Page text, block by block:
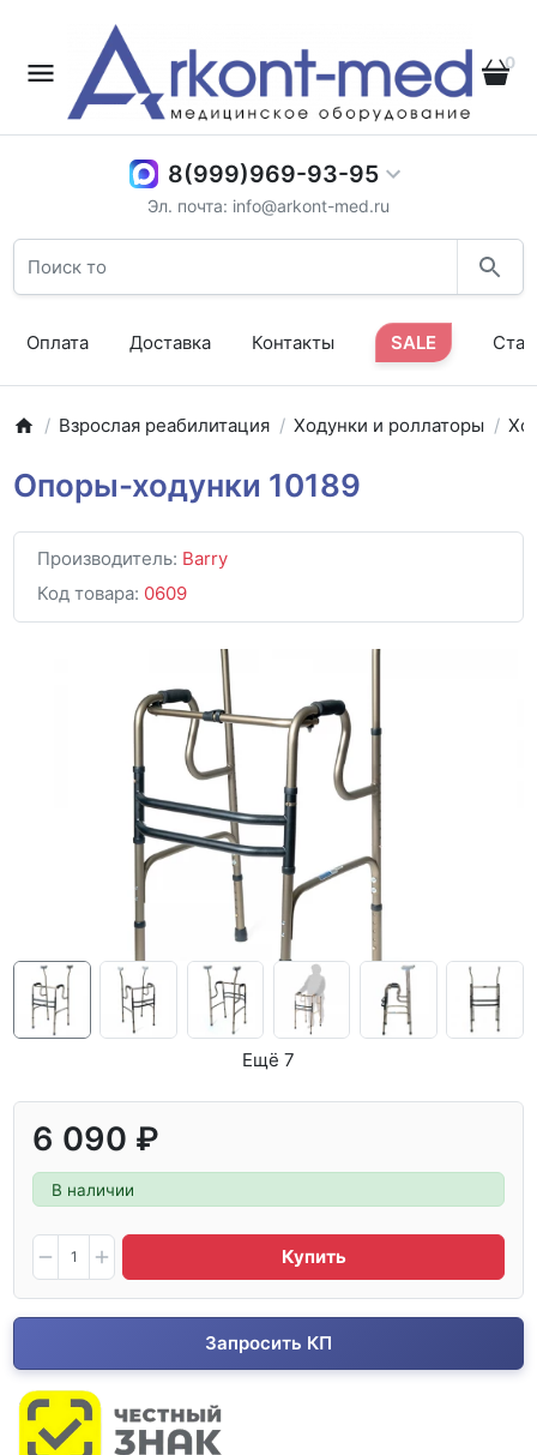
0
8(999)969-93-95
Эл. почта: info@arkont-med.ru
Оплата Доставка Контакты SALE
Взрослая реабилитация Ходунки и роллаторы
Опоры-ходунки 10189
Производитель: Barry
Код товара: 0609
Ещё 7
6 090 ₽
В наличии
Купить
Запросить КП